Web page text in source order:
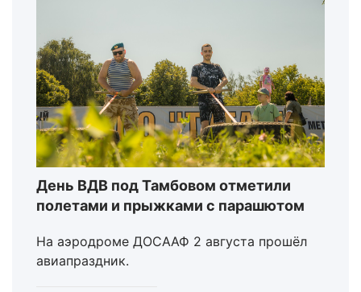
День ВДВ под Тамбовом отметили
полетами и прыжками с парашютом
На аэродроме ДОСААФ 2 августа прошёл
авиапраздник.